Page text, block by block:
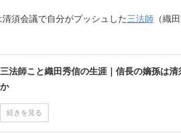
須会議で自分がプッシュした三法師 （織
三法師こと織田秀信の生涯｜信長の嫡孫は
か
続きを見る